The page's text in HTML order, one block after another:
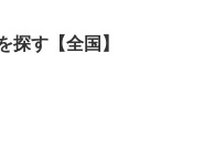
探す【全国】